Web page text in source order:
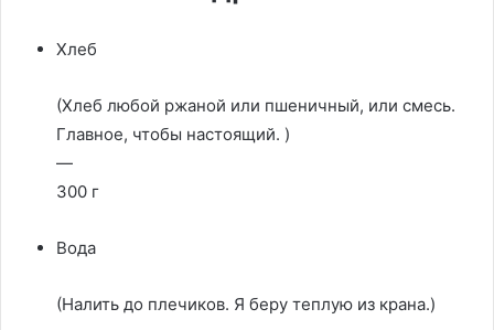
Хлеб
(Хлеб любой ржаной или пшеничный, или смесь.
Главное, чтобы настоящий. )
—
300 г
Вода
(Налить до плечиков. Я беру теплую из крана.)